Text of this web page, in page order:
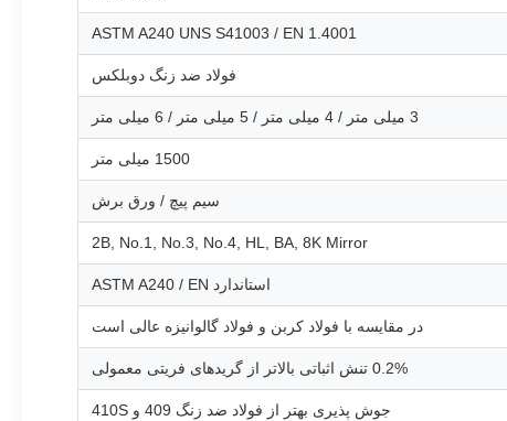
ASTM A240 UNS S41003 / EN 1.4001
فولاد ضد زنگ دوبلکس
3 میلی متر / 4 میلی متر / 5 میلی متر / 6 میلی متر
1500 میلی متر
سیم پیچ / ورق برش
2B, No.1, No.3, No.4, HL, BA, 8K Mirror
استاندارد ASTM A240 / EN
در مقایسه با فولاد کربن و فولاد گالوانیزه عالی است
0.2% تنش اثباتی بالاتر از گریدهای فریتی معمولی
جوش پذیری بهتر از فولاد ضد زنگ 409 و 410S